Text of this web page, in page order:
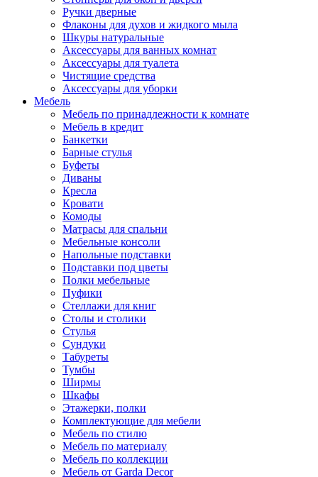
Ручки дверные
Флаконы для духов и жидкого мыла
Шкуры натуральные
Аксессуары для ванных комнат
Аксессуары для туалета
Чистящие средства
Аксессуары для уборки
Мебель
Мебель по принадлежности к комнате
Мебель в кредит
Банкетки
Барные стулья
Буфеты
Диваны
Кресла
Кровати
Комоды
Матрасы для спальни
Мебельные консоли
Напольные подставки
Подставки под цветы
Полки мебельные
Пуфики
Стеллажи для книг
Столы и столики
Стулья
Сундуки
Табуреты
Тумбы
Ширмы
Шкафы
Этажерки, полки
Комплектующие для мебели
Мебель по стилю
Мебель по материалу
Мебель по коллекции
Мебель от Garda Decor